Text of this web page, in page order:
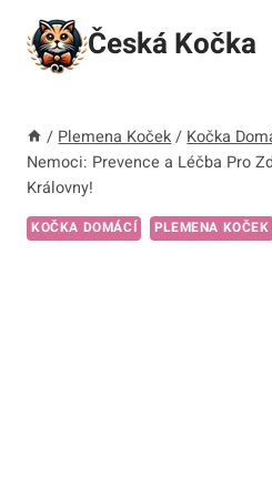
Přeskočit
obsah
Česká Kočka
/ Plemena Koček / Kočka
Nemoci: Prevence a Léčba Pro
Královny!
KOČKA DOMÁCÍ PLEMENA KOČEK